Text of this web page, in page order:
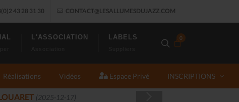
43 28 31 30 CONTACT@LESALLUMESDUJAZZ.COM
0
L'ASSOCIATION LABELS
Réalisations Vidéos Espace Privé INSCRIPTIONS